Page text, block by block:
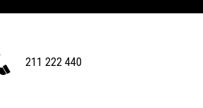
211 222 440